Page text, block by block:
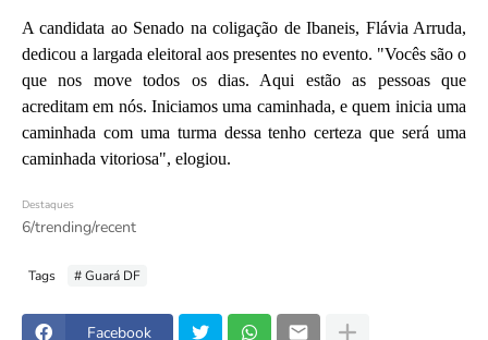
A candidata ao Senado na coligação de Ibaneis, Flávia Arruda,
dedicou a largada eleitoral aos presentes no evento. "Vocês são o
que nos move todos os dias. Aqui estão as pessoas que
acreditam em nós. Iniciamos uma caminhada, e quem inicia uma
caminhada com uma turma dessa tenho certeza que será uma
caminhada vitoriosa", elogiou.
Destaques
6/trending/recent
Tags # Guará DF
Facebook